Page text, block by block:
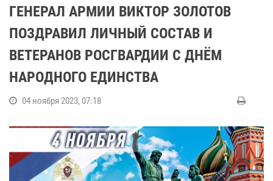
ГЕНЕРАЛ АРМИИ ВИКТОР ЗОЛОТОВ
ПОЗДРАВИЛ ЛИЧНЫЙ СОСТАВ И
ВЕТЕРАНОВ РОСГВАРДИИ С ДНЁМ
НАРОДНОГО ЕДИНСТВА
04 ноября 2023, 07:18